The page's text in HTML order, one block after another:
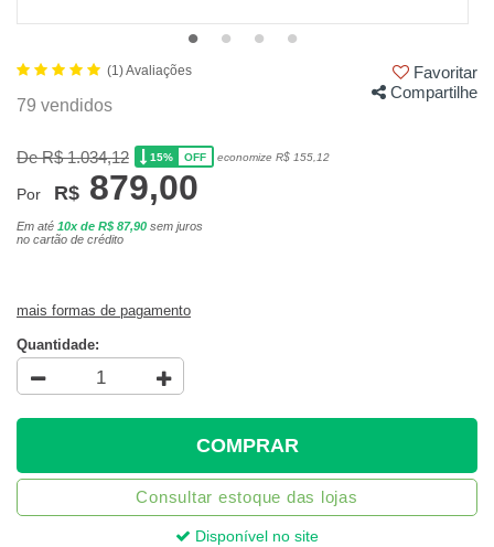
(1) Avaliações
Favoritar
79 vendidos
Compartilhe
De R$ 1.034,12 15% OFF economize R$ 155,12
Por R$ 879,00
Em até 10x de R$ 87,90 sem juros
no cartão de crédito
mais formas de pagamento
Quantidade:
COMPRAR
Consultar estoque das lojas
Disponível no site